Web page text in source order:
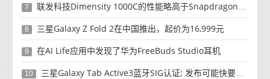
7 联发科技Dimensity 1000C的性能略高于Snapdragon 765G
8 三星Galaxy Z Fold 2在中国推出，起价为16,999元
9 在AI Life应用中发现了华为FreeBuds Studio耳机
10 三星Galaxy Tab Active3蓝牙SIG认证; 发布可能快要结束了